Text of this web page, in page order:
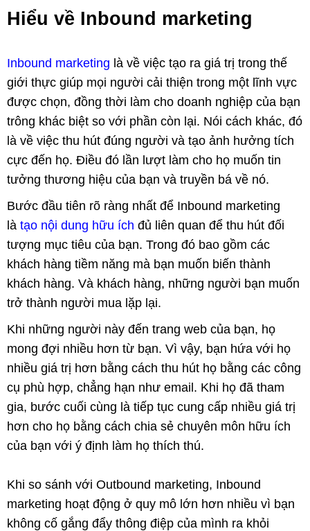
Hiểu về Inbound marketing
Inbound marketing là về việc tạo ra giá trị trong thế
giới thực giúp mọi người cải thiện trong một lĩnh vực
được chọn, đồng thời làm cho doanh nghiệp của bạn
trông khác biệt so với phần còn lại. Nói cách khác, đó
là về việc thu hút đúng người và tạo ảnh hưởng tích
cực đến họ. Điều đó lần lượt làm cho họ muốn tin
tưởng thương hiệu của bạn và truyền bá về nó.
Bước đầu tiên rõ ràng nhất để Inbound marketing
là tạo nội dung hữu ích đủ liên quan để thu hút đối
tượng mục tiêu của bạn. Trong đó bao gồm các
khách hàng tiềm năng mà bạn muốn biến thành
khách hàng. Và khách hàng, những người bạn muốn
trở thành người mua lặp lại.
Khi những người này đến trang web của bạn, họ
mong đợi nhiều hơn từ bạn. Vì vậy, bạn hứa với họ
nhiều giá trị hơn bằng cách thu hút họ bằng các công
cụ phù hợp, chẳng hạn như email. Khi họ đã tham
gia, bước cuối cùng là tiếp tục cung cấp nhiều giá trị
hơn cho họ bằng cách chia sẻ chuyên môn hữu ích
của bạn với ý định làm họ thích thú.
Khi so sánh với Outbound marketing, Inbound
marketing hoạt động ở quy mô lớn hơn nhiều vì bạn
không cố gắng đẩy thông điệp của mình ra khỏi